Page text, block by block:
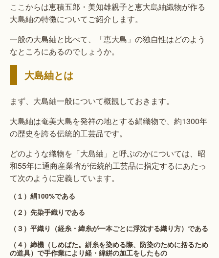
ここからは恵積五郎・美知雄親子と恵大島紬織物が作る
大島紬の特徴についてご紹介します。
一般の大島紬と比べて、「恵大島」の独自性はどのよう
なところにあるのでしょうか。
大島紬とは
まず、大島紬一般について概観しておきます。
大島紬は奄美大島を発祥の地とする絹織物で、約1300年
の歴史を誇る伝統的工芸品です。
どのような織物を「大島紬」と呼ぶのかについては、昭
和55年に通商産業省が伝統的工芸品に指定するにあたっ
て次のように定義しています。
（１）絹100%である
（２）先染手織りである
（３）平織り（経糸・緯糸が一本ごとに浮沈する織り方）である
（４）締機（しめばた。絣糸を染める際、防染のために括るため
の道具）で手作業により経・緯絣の加工をしたもの